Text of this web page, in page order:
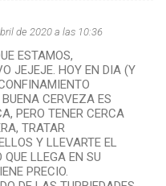
de 2020 a las 10:36
ESTAMOS,
JEJEJE. HOY EN DIA (Y
CERVEZA ES
PERO TENER CERCA
TRATAR
Y LLEVARTE EL
QUE LLEGA EN SU
PRECIO.